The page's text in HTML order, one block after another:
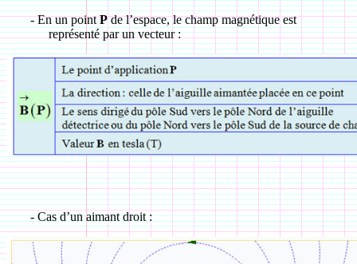
- En un pointPde l’espace, le champ magnétique est
représenté par un vecteur :
- Cas d’un aimant droit :